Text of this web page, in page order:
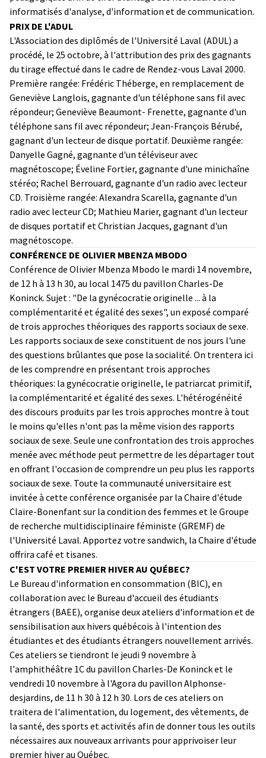
informatisés d'analyse, d'information et de communication.
PRIX DE L'ADUL
L'Association des diplômés de l'Université Laval (ADUL) a
procédé, le 25 octobre, à l'attribution des prix des gagnants
du tirage effectué dans le cadre de Rendez-vous Laval 2000.
Première rangée: Frédéric Théberge, en remplacement de
Geneviève Langlois, gagnante d'un téléphone sans fil avec
répondeur; Geneviève Beaumont- Frenette, gagnante d'un
téléphone sans fil avec répondeur; Jean-François Bérubé,
gagnant d'un lecteur de disque portatif. Deuxième rangée:
Danyelle Gagné, gagnante d'un téléviseur avec
magnétoscope; Éveline Fortier, gagnante d'une minichaîne
stéréo; Rachel Berrouard, gagnante d'un radio avec lecteur
CD. Troisième rangée: Alexandra Scarella, gagnante d'un
radio avec lecteur CD; Mathieu Marier, gagnant d'un lecteur
de disques portatif et Christian Jacques, gagnant d'un
magnétoscope.
CONFÉRENCE DE OLIVIER MBENZA MBODO
Conférence de Olivier Mbenza Mbodo le mardi 14 novembre,
de 12 h à 13 h 30, au local 1475 du pavillon Charles-De
Koninck. Sujet : "De la gynécocratie originelle ... à la
complémentarité et égalité des sexes", un exposé comparé
de trois approches théoriques des rapports sociaux de sexe.
Les rapports sociaux de sexe constituent de nos jours l'une
des questions brûlantes que pose la socialité. On trentera ici
de les comprendre en présentant trois approches
théoriques: la gynécocratie originelle, le patriarcat primitif,
la complémentarité et égalité des sexes. L'hétérogénéité
des discours produits par les trois approches montre à tout
le moins qu'elles n'ont pas la même vision des rapports
sociaux de sexe. Seule une confrontation des trois approches
menée avec méthode peut permettre de les départager tout
en offrant l'occasion de comprendre un peu plus les rapports
sociaux de sexe. Toute la communauté universitaire est
invitée à cette conférence organisée par la Chaire d'étude
Claire-Bonenfant sur la condition des femmes et le Groupe
de recherche multidisciplinaire féministe (GREMF) de
l'Université Laval. Apportez votre sandwich, la Chaire d'étude
offrira café et tisanes.
C'EST VOTRE PREMIER HIVER AU QUÉBEC?
Le Bureau d'information en consommation (BIC), en
collaboration avec le Bureau d'accueil des étudiants
étrangers (BAEE), organise deux ateliers d'information et de
sensibilisation aux hivers québécois à l'intention des
étudiantes et des étudiants étrangers nouvellement arrivés.
Ces ateliers se tiendront le jeudi 9 novembre à
l'amphithéâtre 1C du pavillon Charles-De Koninck et le
vendredi 10 novembre à l'Agora du pavillon Alphonse-
desjardins, de 11 h 30 à 12 h 30. Lors de ces ateliers on
traitera de l'alimentation, du logement, des vêtements, de
la santé, des sports et activités afin de donner tous les outils
nécessaires aux nouveaux arrivants pour apprivoiser leur
premier hiver au Québec.